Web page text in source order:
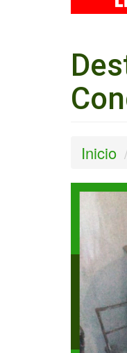
Inicio